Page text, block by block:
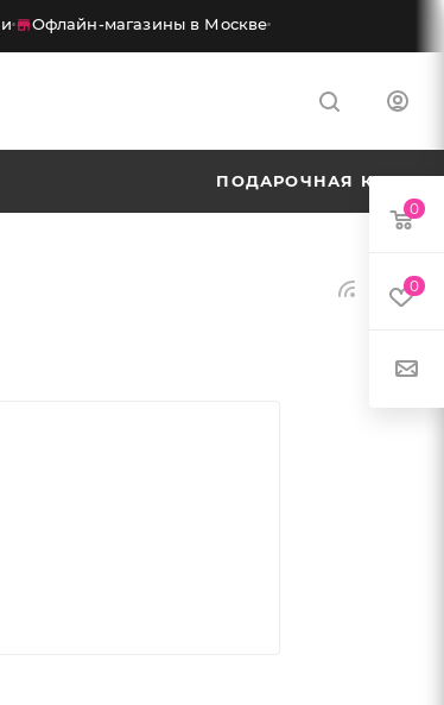
Офлайн-магазины в Москве
ПОДАРОЧНАЯ КАРТА
0
0